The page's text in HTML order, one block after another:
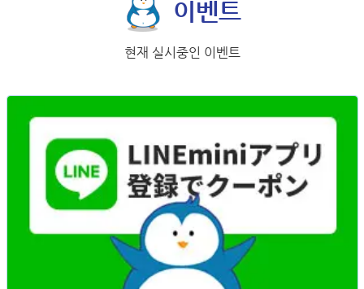
이벤트
현재 실시중인 이벤트